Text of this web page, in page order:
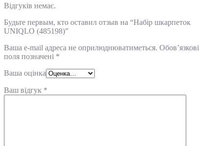
Відгуків немає.
Будьте первым, кто оставил отзыв на “Набір шкарпеток
UNIQLO (485198)”
Ваша e-mail адреса не оприлюднюватиметься. Обов’язкові
поля позначені *
Ваша оцінка
Ваш відгук *